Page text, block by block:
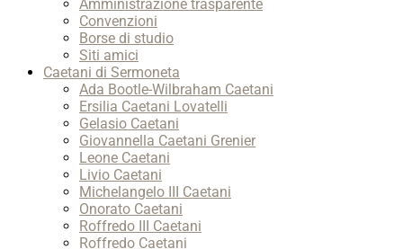
Amministrazione trasparente
Convenzioni
Borse di studio
Siti amici
Caetani di Sermoneta
Ada Bootle-Wilbraham Caetani
Ersilia Caetani Lovatelli
Gelasio Caetani
Giovannella Caetani Grenier
Leone Caetani
Livio Caetani
Michelangelo III Caetani
Onorato Caetani
Roffredo III Caetani
Roffredo Caetani